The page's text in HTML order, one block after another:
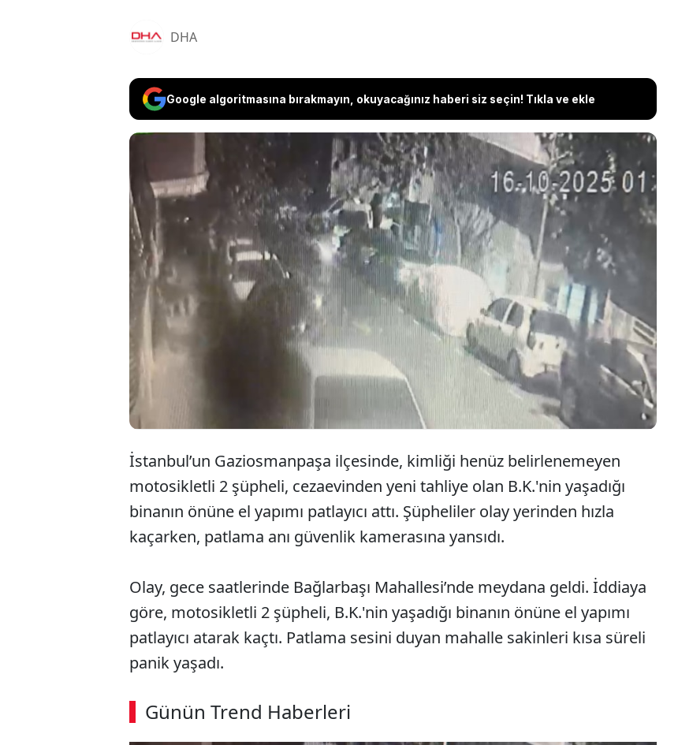
DHA
Google algoritmasına bırakmayın, okuyacağınız haberi siz seçin! Tıkla ve ekle
Gaziosmanpaşa’da motosikletli 2 şüpheli, cezaevinden
tahliye olan bir kişinin evinin önüne el yapımı patlayıcı
attı. Patlama anı güvenlik kamerasına yansıdı.
İstanbul’un Gaziosmanpaşa ilçesinde, kimliği henüz belirlenemeyen
motosikletli 2 şüpheli, cezaevinden yeni tahliye olan B.K.'nin yaşadığı
binanın önüne el yapımı patlayıcı attı. Şüpheliler olay yerinden hızla
kaçarken, patlama anı güvenlik kamerasına yansıdı.
Olay, gece saatlerinde Bağlarbaşı Mahallesi’nde meydana geldi. İddiaya
göre, motosikletli 2 şüpheli, B.K.'nin yaşadığı binanın önüne el yapımı
patlayıcı atarak kaçtı. Patlama sesini duyan mahalle sakinleri kısa süreli
panik yaşadı.
Günün Trend Haberleri